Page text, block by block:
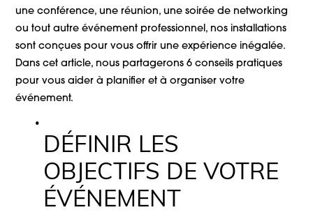
une conférence, une réunion, une soirée de networking
ou tout autre événement professionnel, nos installations
sont conçues pour vous offrir une expérience inégalée.
Dans cet article, nous partagerons 6 conseils pratiques
pour vous aider à planifier et à organiser votre
événement.
DÉFINIR LES
OBJECTIFS DE VOTRE
ÉVÉNEMENT